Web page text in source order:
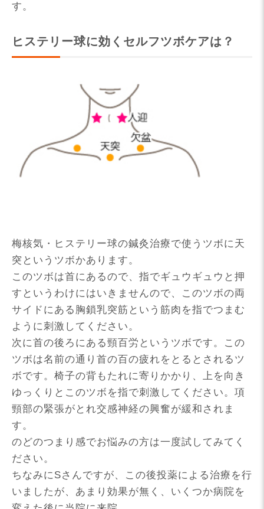
す。
ヒステリー球に効くセルフツボケアは？
梅核気・ヒステリー球の鍼灸治療で使うツボに天
突というツボかあります。
このツボは首にあるので、指でギュウギュウと押
すというわけにはいきませんので、このツボの両
サイドにある胸鎖乳突筋という筋肉を指でつまむ
ように刺激してください。
次に首の後ろにある頸百労というツボです。この
ツボは名前の通り首の百の疲れをとるとされるツ
ボです。椅子の背もたれに寄りかかり、上を向き
ゆっくりとこのツボを指で刺激してください。項
頸部の緊張がとれ交感神経の興奮が緩和されま
す。
のどのつまり感でお悩みの方は一度試してみてく
ださい。
ちなみにSさんですが、この後投薬による治療を行
いましたが、あまり効果が無く、いくつか病院を